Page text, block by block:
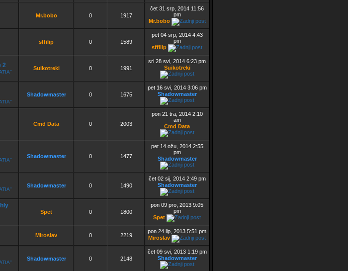
Mr.bobo 0 1917
čet 31 srp, 2014 11:56
pm
Mr.bobo
sffilip 0 1589
pet 04 srp, 2014 4:43
pm
sffilip
2 Suikotreki 0 1991
sri 28 svi, 2014 6:23 pm
Suikotreki
Shadowmaster 0 1675
pet 16 svi, 2014 3:06 pm
Shadowmaster
Cmd Data 0 2003
pon 21 tra, 2014 2:10
am
Cmd Data
Shadowmaster 0 1477
pet 14 ožu, 2014 2:55
pm
Shadowmaster
Shadowmaster 0 1490
čet 02 sij, 2014 2:49 pm
Shadowmaster
Spet 0 1800
pon 09 pro, 2013 9:05
pm
Spet
Miroslav 0 2219
pon 24 lip, 2013 5:51 pm
Miroslav
Shadowmaster 0 2148
čet 09 svi, 2013 1:19 pm
Shadowmaster